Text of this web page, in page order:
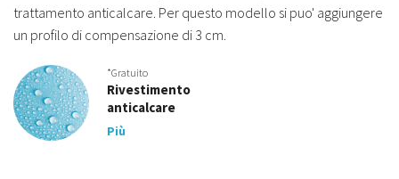
trattamento anticalcare. Per questo modello si puo' aggiungere
un profilo di compensazione di 3 cm.
*Gratuito
Rivestimento
anticalcare
Più